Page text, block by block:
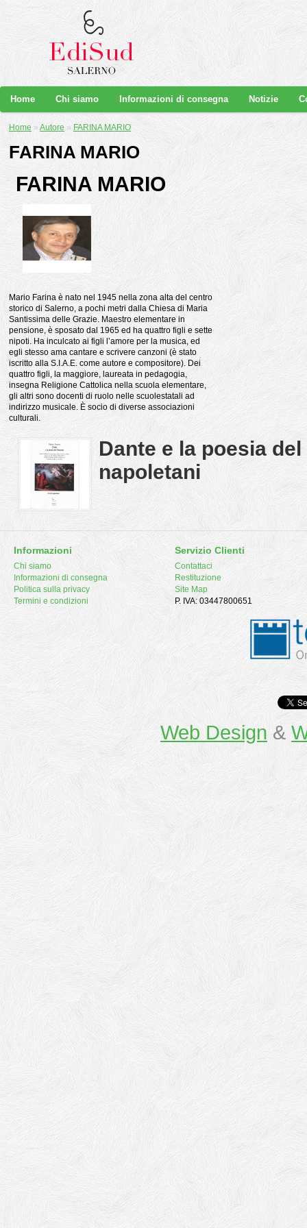
Home Chi siamo Informazioni di consegna Notizie
Home » Autore » FARINA MARIO
FARINA MARIO
FARINA MARIO
Mario Farina è nato nel 1945 nella zona alta del centro
storico di Salerno, a pochi metri dalla Chiesa di Maria
Santissima delle Grazie. Maestro elementare in
pensione, è sposato dal 1965 ed ha quattro figli e sette
nipoti. Ha inculcato ai figli l’amore per la musica, ed
egli stesso ama cantare e scrivere canzoni (è stato
iscritto alla S.I.A.E. come autore e compositore). Dei
quattro figli, la maggiore, laureata in pedagogia,
insegna Religione Cattolica nella scuola elementare,
gli altri sono docenti di ruolo nelle scuolestatali ad
indirizzo musicale. È socio di diverse associazioni
culturali.
Dante e la poesia
napoletani
Informazioni
Chi siamo
Informazioni di consegna
Politica sulla privacy
Termini e condizioni
Servizio Clienti
Contattaci
Restituzione
Site Map
P. IVA: 03447800651
Web Design&